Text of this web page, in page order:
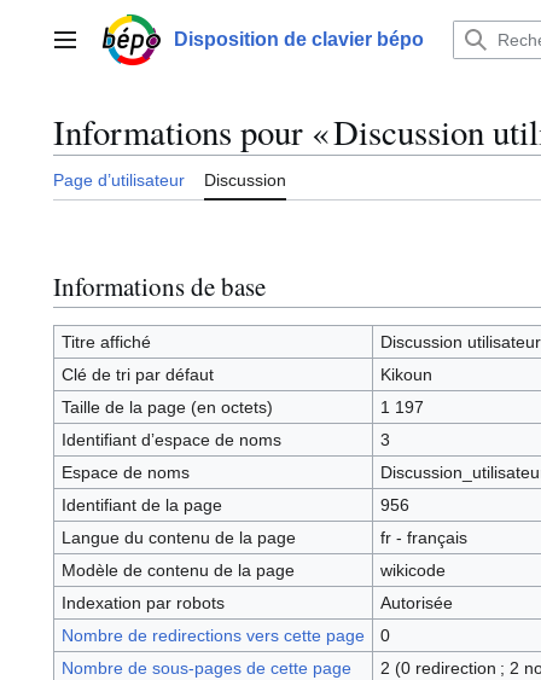
contenuMenu principalDisposition de clavier bépo
Informations pour « Discussion
Page d’utilisateur Discussion
Informations de base
Titre affiché
Discussion
Clé de tri par défaut
Kikoun
Taille de la page (en octets)
1 197
Identifiant dʼespace de noms
3
Espace de noms
Identifiant de la page
956
Langue du contenu de la page
fr - français
Modèle de contenu de la page
wikicode
Indexation par robots
Autorisée
Nombre de redirections vers cette page
0
Nombre de sous-pages de cette page
2 (0 redirection ; 2